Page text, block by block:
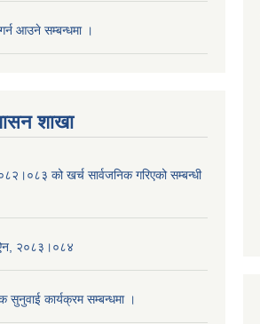
आउने सम्बन्धमा ।
शाखा
को खर्च सार्वजनिक गरिएको सम्बन्धी
२०८३।०८४
सुनुवाई कार्यक्रम सम्बन्धमा ।